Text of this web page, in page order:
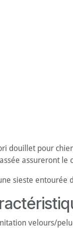
douillet pour
assureront le
sieste entourée
velours/